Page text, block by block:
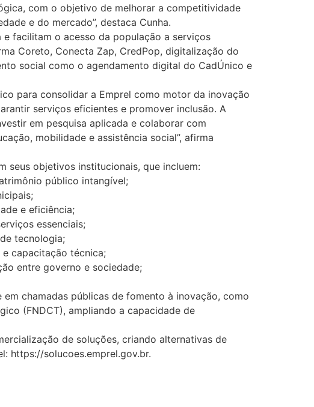
com o objetivo de melhorar a competitividade
e do mercado”, destaca Cunha.
facilitam o acesso da população a serviços
Coreto, Conecta Zap, CredPop, digitalização do
social como o agendamento digital do CadÚnico e
para consolidar a Emprel como motor da inovação
serviços eficientes e promover inclusão. A
em pesquisa aplicada e colaborar com
mobilidade e assistência social”, afirma
seus objetivos institucionais, que incluem:
público intangível;
e eficiência;
essenciais;
tecnologia;
capacitação técnica;
entre governo e sociedade;
chamadas públicas de fomento à inovação, como
(FNDCT), ampliando a capacidade de
de soluções, criando alternativas de
https://solucoes.emprel.gov.br.